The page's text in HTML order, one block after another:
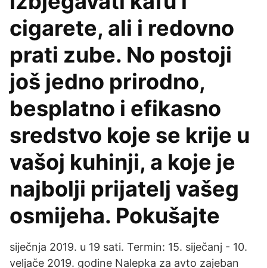
cigarete, ali i redovno
prati zube. No postoji
još jedno prirodno,
besplatno i efikasno
sredstvo koje se krije u
vašoj kuhinji, a koje je
najbolji prijatelj vašeg
osmijeha. Pokušajte
siječnja 2019. u 19 sati. Termin: 15. siječanj - 10.
veljače 2019. godine Nalepka za avto zajeban